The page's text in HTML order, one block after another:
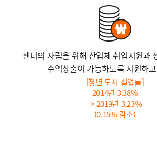
센터의 자립을 위해 산업체 취업지원과
수익창출이 가능하도록 지원하
[청년 도시 실업률]
2014년 3.38%
-> 2019년 3.23%
(0.15% 감소)